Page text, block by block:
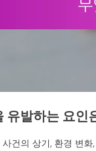
유발하는 요인
사건의 상기, 환경 변